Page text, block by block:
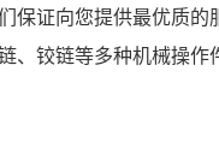
保证向您提供最优质
、铰链等多种机械操